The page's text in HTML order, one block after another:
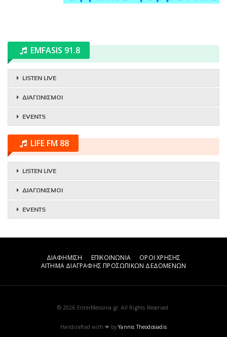
EMFASIS 91.8
LISTEN LIVE
ΔΙΑΓΩΝΙΣΜΟΙ
EVENTS
LIFE FM 88
LISTEN LIVE
ΔΙΑΓΩΝΙΣΜΟΙ
EVENTS
ΔΙΑΦΗΜΙΣΗ ΕΠΙΚΟΙΝΩΝΙΑ
ΟΡΟΙ ΧΡΗΣΗΣ
ΑΙΤΗΜΑ ΔΙΑΓΡΑΦΗΣ ΠΡΟΣΩΠΙΚΩΝ ΔΕΔΟΜΕΝΩΝ
© 2026 EnterMessinia.gr. All Rights Reserved.
Handcrafted with ❤ byYannis Theodosiadis